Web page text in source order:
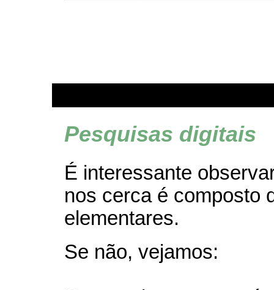
Pesquisas digitais
É interessante
nos cerca é composto
elementares.
Se não, vejamos: